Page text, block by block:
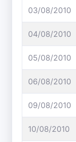
03/08/2010
04/08/2010
05/08/2010
06/08/2010
09/08/2010
10/08/2010